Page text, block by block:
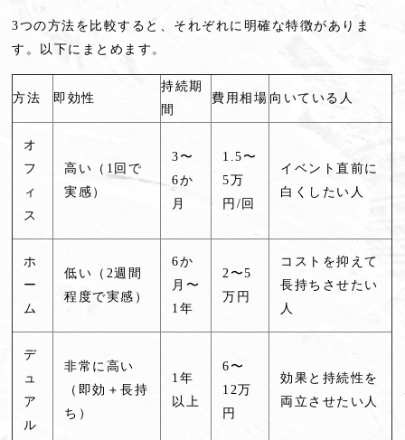
3つの方法を比較すると、それぞれに明確な特徴がありま
す。以下にまとめます。
方法 即効性
持続期
間
費用相場 向いている人
オ
フ
ィ
ス
高い（1回で
実感）
3〜
6か
月
1.5〜
5万
円/回
イベント直前に
白くしたい人
ホ
ー
ム
低い（2週間
程度で実感）
6か
月〜
1年
2〜5
万円
コストを抑えて
長持ちさせたい
人
デ
ュ
ア
ル
非常に高い
（即効＋長持
ち）
1年
以上
6〜
12万
円
効果と持続性を
両立させたい人